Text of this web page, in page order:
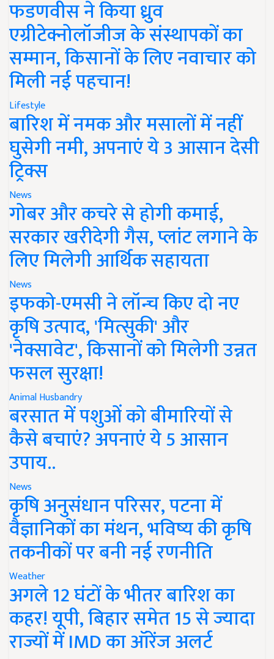
फडणवीस ने किया ध्रुव
एग्रीटेक्नोलॉजीज के संस्थापकों का
सम्मान, किसानों के लिए नवाचार को
मिली नई पहचान!
Lifestyle
बारिश में नमक और मसालों में नहीं
घुसेगी नमी, अपनाएं ये 3 आसान देसी
ट्रिक्स
News
गोबर और कचरे से होगी कमाई,
सरकार खरीदेगी गैस, प्लांट लगाने के
लिए मिलेगी आर्थिक सहायता
News
इफको-एमसी ने लॉन्च किए दो नए
कृषि उत्पाद, 'मित्सुकी' और
'नेक्सावेट', किसानों को मिलेगी उन्नत
फसल सुरक्षा!
Animal Husbandry
बरसात में पशुओं को बीमारियों से
कैसे बचाएं? अपनाएं ये 5 आसान
उपाय..
News
कृषि अनुसंधान परिसर, पटना में
वैज्ञानिकों का मंथन, भविष्य की कृषि
तकनीकों पर बनी नई रणनीति
Weather
अगले 12 घंटों के भीतर बारिश का
कहर! यूपी, बिहार समेत 15 से ज्यादा
राज्यों में IMD का ऑरेंज अलर्ट